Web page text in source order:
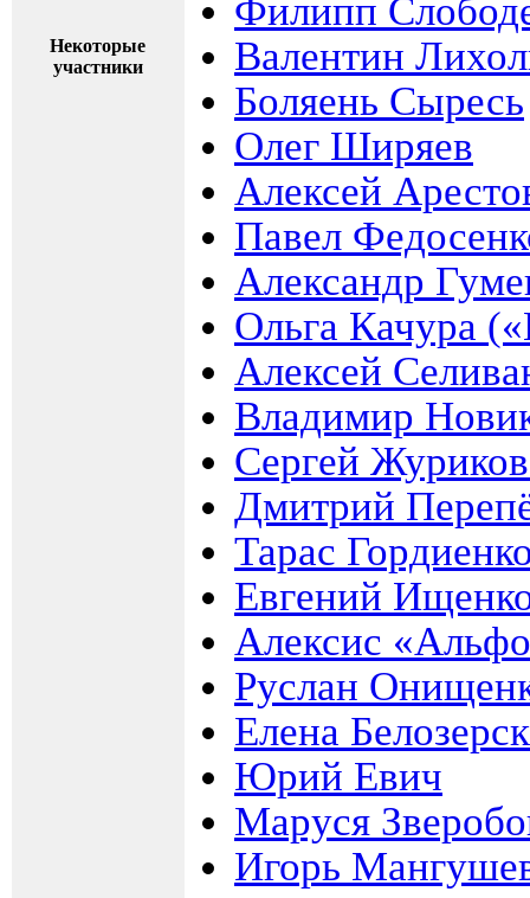
Некоторые
участники
Филипп
Валентин
Боляень Сыресь
Олег Ширяев
Алексей
Павел
Александр
Ольга Качура
Алексей
Владимир
Сергей
Дмитрий
Тарас
Евгений
Алексис
Руслан
Елена
Юрий Евич
Маруся
Игорь